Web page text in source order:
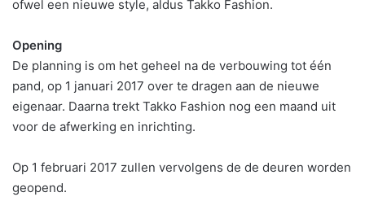
ofwel een nieuwe style, aldus Takko Fashion.
Opening
De planning is om het geheel na de verbouwing tot één
pand, op 1 januari 2017 over te dragen aan de nieuwe
eigenaar. Daarna trekt Takko Fashion nog een maand uit
voor de afwerking en inrichting.
Op 1 februari 2017 zullen vervolgens de de deuren worden
geopend.